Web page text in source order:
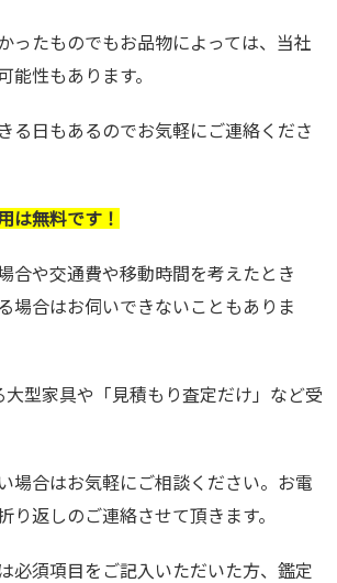
ったものでもお品物によっては、当社
能性もあります。
る日もあるのでお気軽にご連絡くださ
は無料です！
合や交通費や移動時間を考えたとき
場合はお伺いできないこともありま
大型家具や「見積もり査定だけ」など受
場合はお気軽にご相談ください。お電
り返しのご連絡させて頂きます。
必須項目をご記入いただいた方、鑑定